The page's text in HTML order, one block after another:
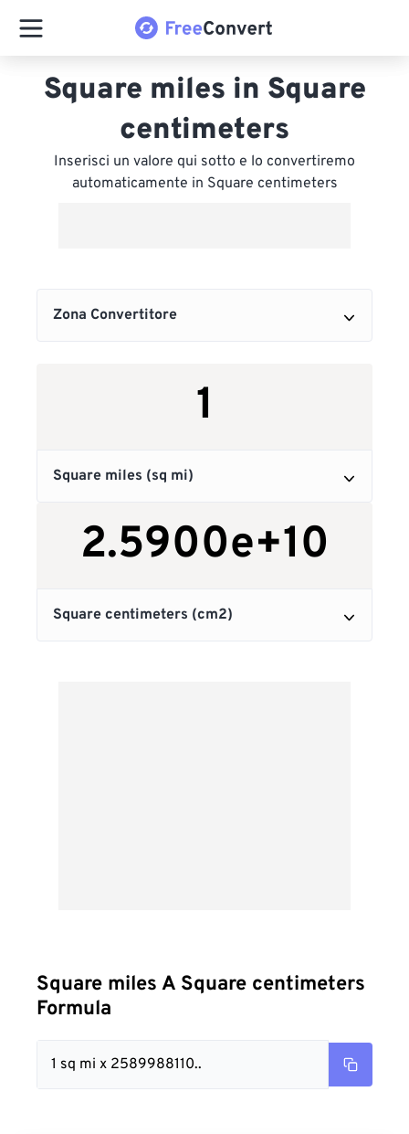
Square miles in Square
centimeters
Inserisci un valore qui sotto e lo convertiremo
automaticamente in Square centimeters
Square miles A Square centimeters
Formula
1 sq mi x 2589988110..